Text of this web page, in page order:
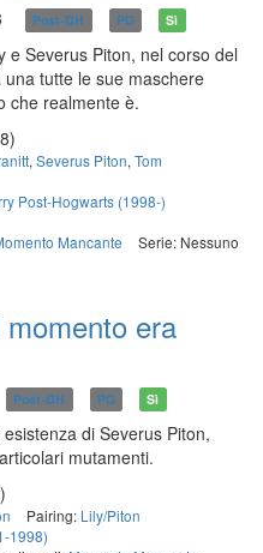
Post-DH PG Sì
e Severus Piton, nel corso del
una tutte le sue maschere
che realmente è.
, Severus Piton, Tom
Post-Hogwarts (1998-)
Mancante
Serie: Nessuno
era
Post-DH PG Sì
di Severus Piton,
mutamenti.
Pairing: Lily/Piton
1998)